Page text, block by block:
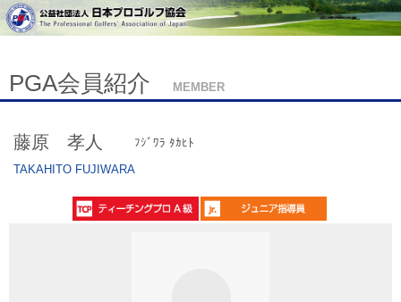
PGA会員紹介 MEMBER
藤原 孝人
ﾌｼﾞﾜﾗ ﾀｶﾋﾄ
TAKAHITO FUJIWARA